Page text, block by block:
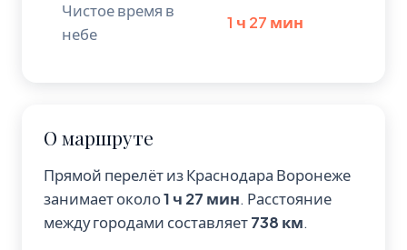
Чистое время в
небе
1 ч 27 мин
О маршруте
Прямой перелёт из Краснодара Воронеже
занимает около1 ч 27 мин. Расстояние
между городами составляет738 км.